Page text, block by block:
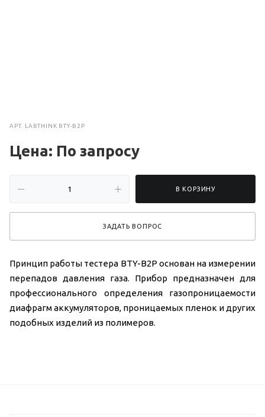
АРТ. LABTHINK BTY-B2P
Цена: По запросу
В КОРЗИНУ
ЗАДАТЬ ВОПРОС
Принцип работы тестера BTY-B2P основан на измерении
перепадов давления газа. Прибор предназначен для
профессионального определения газопроницаемости
диафрагм аккумуляторов, проницаемых пленок и других
подобных изделий из полимеров.